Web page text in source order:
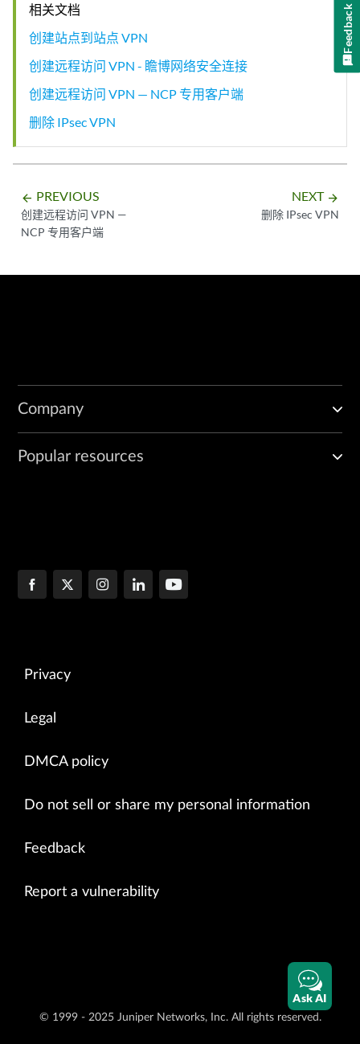
相关文档
创建站点到站点 VPN
创建远程访问 VPN - 瞻博网络安全连接
创建远程访问 VPN — NCP 专用客户端
删除 IPsec VPN
arrow_backward PREVIOUS
创建远程访问 VPN —
NCP 专用客户端
NEXT arrow_forward
删除 IPsec VPN
Company
Popular resources
Privacy
Legal
DMCA policy
Do not sell or share my personal information
Feedback
Report a vulnerability
© 1999 - 2025 Juniper Networks, Inc. All rights reserved.
Ask AI
Feedback